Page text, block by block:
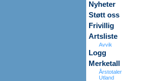
Nyheter
Støtt oss
Frivillig
Artsliste
Avvik
Logg
Merketall
Årstotaler
Utland